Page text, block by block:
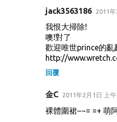
jack3563186 2011
我恨大掃除!
噢!對了
歡迎唯世prince的
http://
回覆
金C 2011年2月1日 上
裸體圍裙~~= =+ 萌